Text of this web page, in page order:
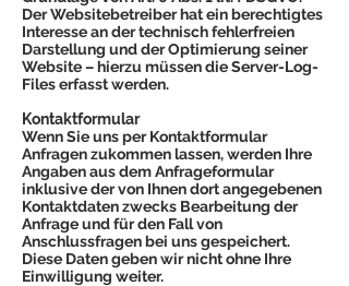
Der Websitebetreiber hat ein berechtigtes
Interesse an der technisch fehlerfreien
Darstellung und der Optimierung seiner
Website – hierzu müssen die Server-Log-
Files erfasst werden.
Kontaktformular
Wenn Sie uns per Kontaktformular
Anfragen zukommen lassen, werden Ihre
Angaben aus dem Anfrageformular
inklusive der von Ihnen dort angegebenen
Kontaktdaten zwecks Bearbeitung der
Anfrage und für den Fall von
Anschlussfragen bei uns gespeichert.
Diese Daten geben wir nicht ohne Ihre
Einwilligung weiter.